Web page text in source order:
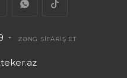
ZƏNG SİFARİŞ ET